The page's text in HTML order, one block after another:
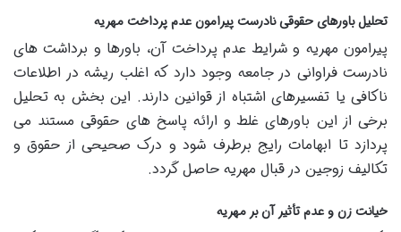
تحلیل باورهای حقوقی نادرست پیرامون عدم پرداخت مهریه
پیرامون مهریه و شرایط عدم پرداخت آن، باورها و برداشت های
نادرست فراوانی در جامعه وجود دارد که اغلب ریشه در اطلاعات
ناکافی یا تفسیرهای اشتباه از قوانین دارند. این بخش به تحلیل
برخی از این باورهای غلط و ارائه پاسخ های حقوقی مستند می
پردازد تا ابهامات رایج برطرف شود و درک صحیحی از حقوق و
تکالیف زوجین در قبال مهریه حاصل گردد.
خیانت زن و عدم تأثیر آن بر مهریه